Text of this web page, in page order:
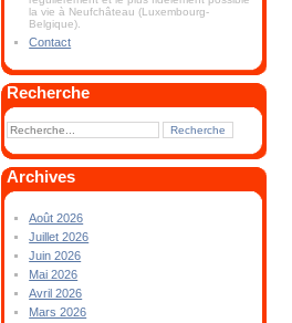
la vie à Neufchâteau (Luxembourg-
Belgique).
Contact
Recherche
Archives
Août 2026
Juillet 2026
Juin 2026
Mai 2026
Avril 2026
Mars 2026